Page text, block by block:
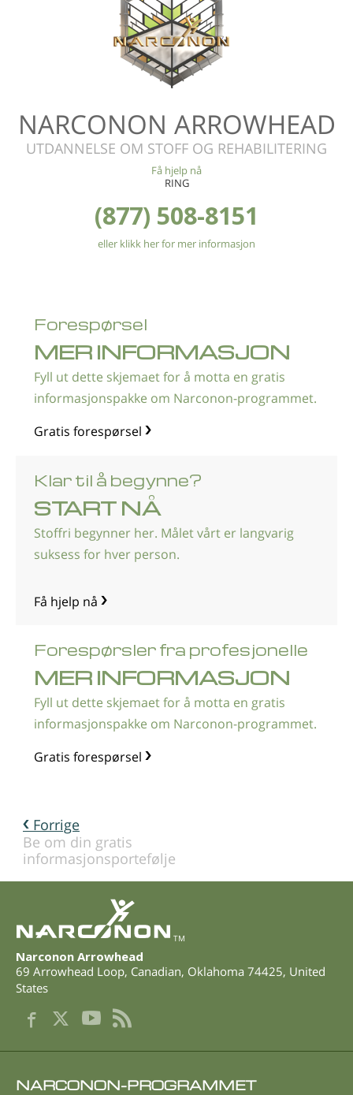
NARCONON ARROWHEAD
UTDANNELSE OM STOFF OG REHABILITERING
Få hjelp nå
RING
(877) 508-8151
eller klikk her for mer informasjon
Forespørsel
MER INFORMASJON
Fyll ut dette skjemaet for å motta en gratis
informasjonspakke om Narconon-programmet.
Gratis forespørsel
Klar til å begynne?
START NÅ
Stoffri begynner her. Målet vårt er langvarig
suksess for hver person.
Få hjelp nå
Forespørsler fra profesjonelle
MER INFORMASJON
Fyll ut dette skjemaet for å motta en gratis
informasjonspakke om Narconon-programmet.
Gratis forespørsel
Forrige
Be om din gratis
informasjonsportefølje
TM
Narconon Arrowhead
69 Arrowhead Loop, Canadian, Oklahoma 74425, United
States
NARCONON-PROGRAMMET